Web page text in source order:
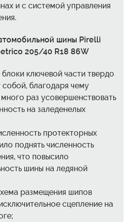
и с системой управления
шины Pirelli
205/40 R18 86W
ключевой части твердо
благодаря чему
раз усовершенствовать
на заледенелых
протекторных
поднять численность
что повысило
шины на ледяной
размещения шипов
сцепление на